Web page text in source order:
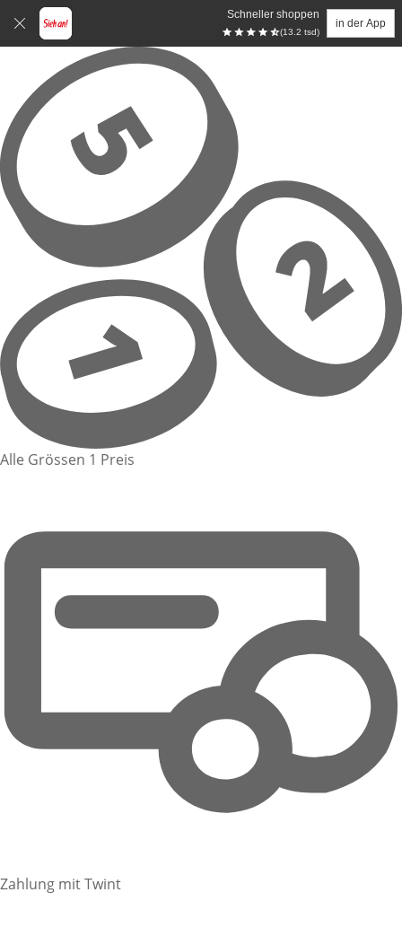
Schneller shoppen
(13.2 tsd)
in der App
Zum Hauptinhalt springen
Alle Grössen 1 Preis
Zahlung mit Twint